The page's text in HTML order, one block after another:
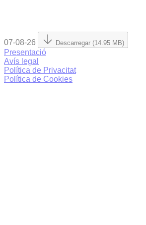
07-08-26 Descarregar (14.95 MB)
Presentació
Avís legal
Política de Privacitat
Política de Cookies